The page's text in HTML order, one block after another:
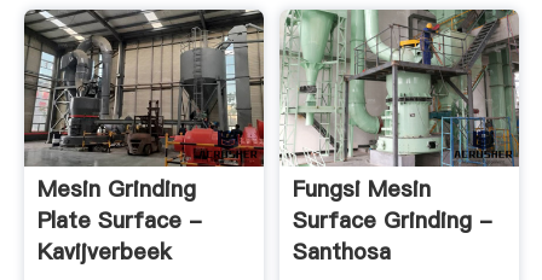
Mesin Grinding
Plate Surface -
Kavijverbeek
Fungsi Mesin
Surface Grinding -
Santhosa